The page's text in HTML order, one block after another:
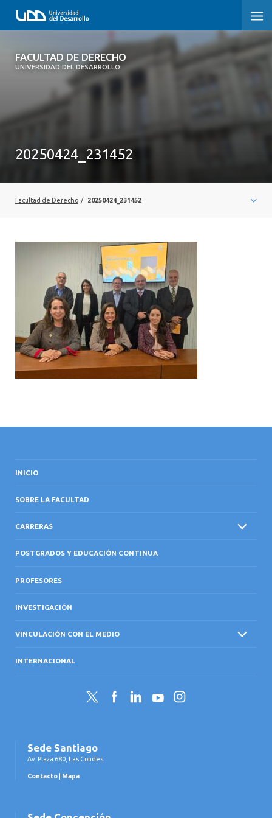
FACULTAD DE DERECHO
UNIVERSIDAD DEL DESARROLLO
FACULTAD DE DERECHO
SOBRE LA FACULTAD
VINCULACIÓN CON EL MEDIO
INTERNACIONAL
20250424_231452
Facultad de Derecho / 20250424_231452
INICIO
SOBRE LA FACULTAD
CARRERAS
POSTGRADOS Y EDUCACIÓN CONTINUA
PROFESORES
INVESTIGACIÓN
VINCULACIÓN CON EL MEDIO
INTERNACIONAL
Twitter FacebookLinkedInYouTubeInstagram
Sede Santiago
Av. Plaza 680, Las Condes
Contacto Mapa